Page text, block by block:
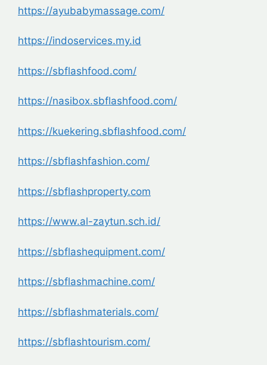
https://ayubabymassage.com/
https://indoservices.my.id
https://sbflashfood.com/
https://nasibox.sbflashfood.com/
https://kuekering.sbflashfood.com/
https://sbflashfashion.com/
https://sbflashproperty.com
https://www.al-zaytun.sch.id/
https://sbflashequipment.com/
https://sbflashmachine.com/
https://sbflashmaterials.com/
https://sbflashtourism.com/